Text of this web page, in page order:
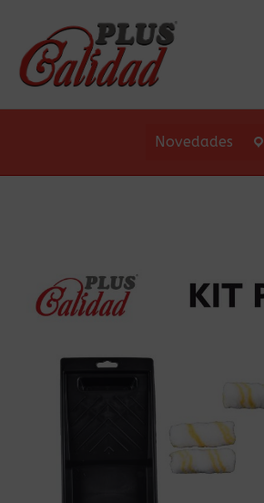
Novedades